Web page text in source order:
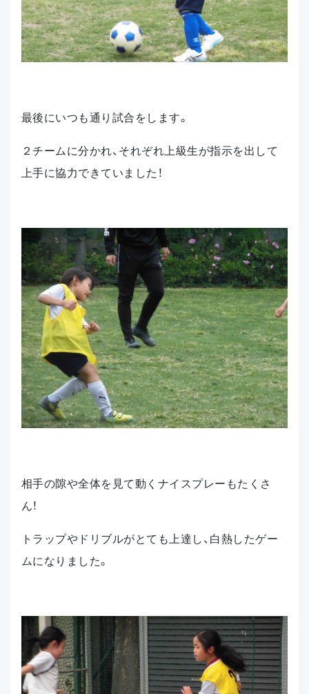
最後にいつも通り試合をします。
２チームに分かれ、それぞれ上級生が指示を出して
上手に協力できていました！
相手の隙や全体を見て動くナイスプレーもたくさ
ん！
トラップやドリブルがとても上達し、白熱したゲー
ムになりました。